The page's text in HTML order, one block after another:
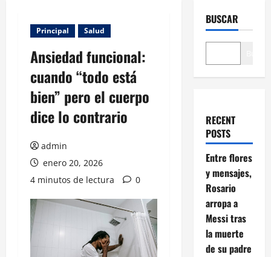
Principal Salud
Ansiedad funcional:
cuando “todo está
bien” pero el cuerpo
dice lo contrario
admin
enero 20, 2026
4 minutos de lectura
0
BUSCAR
RECENT
POSTS
Entre flores
y mensajes,
Rosario
arropa a
Messi tras
la muerte
de su padre